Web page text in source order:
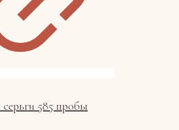
585 пробы